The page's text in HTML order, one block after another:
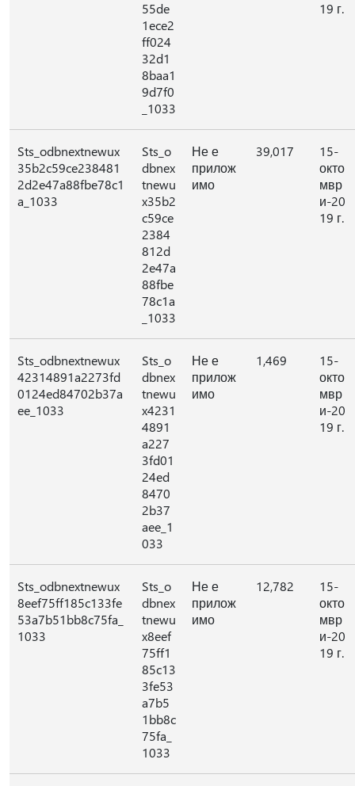
55de
1ece2
ff024
32d1
8baa1
9d7f0
_1033
19 г.
Sts_odbnextnewux
35b2c59ce238481
2d2e47a88fbe78c1
a_1033
Sts_o
dbnex
tnewu
x35b2
c59ce
2384
812d
2e47a
88fbe
78c1a
_1033
Не е
прилож
имо
39,017
15-
окто
мвр
и-20
19 г.
Sts_odbnextnewux
42314891a2273fd
0124ed84702b37a
ee_1033
Sts_o
dbnex
tnewu
x4231
4891
a227
3fd01
24ed
8470
2b37
aee_1
033
Не е
прилож
имо
1,469
15-
окто
мвр
и-20
19 г.
Sts_odbnextnewux
8eef75ff185c133fe
53a7b51bb8c75fa_
1033
Sts_o
dbnex
tnewu
x8eef
75ff1
85c13
3fe53
a7b5
1bb8c
75fa_
1033
Не е
прилож
имо
12,782
15-
окто
мвр
и-20
19 г.